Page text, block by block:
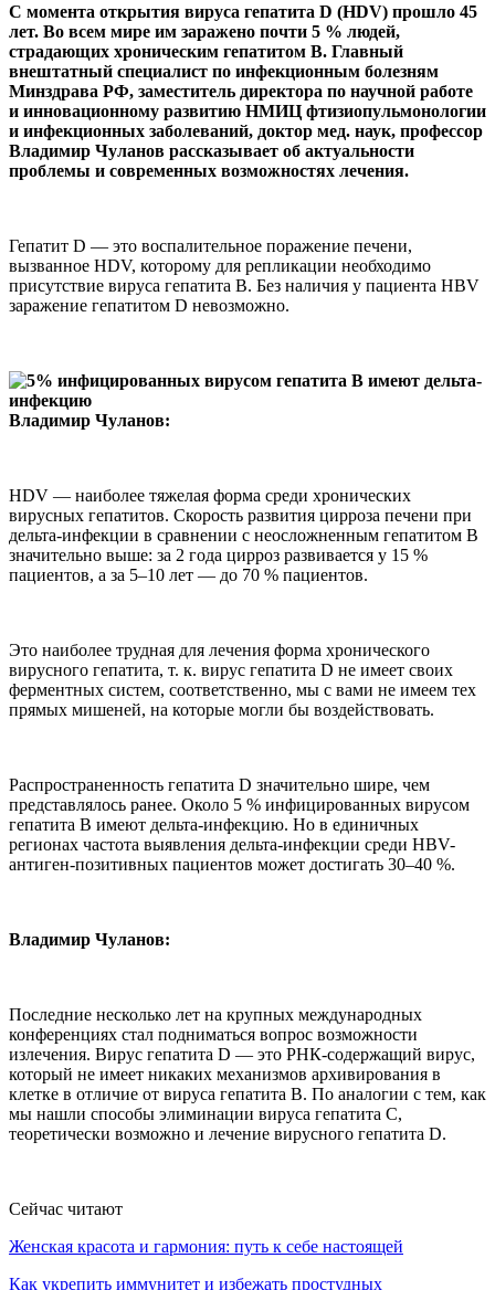
С момента открытия вируса гепатита D (HDV) прошло 45
лет. Во всем мире им заражено почти 5 % людей,
страдающих хроническим гепатитом В. Главный
внештатный специалист по инфекционным болезням
Минздрава РФ, заместитель директора по научной работе
и инновационному развитию НМИЦ фтизиопульмонологии
и инфекционных заболеваний, доктор мед. наук, профессор
Владимир Чуланов рассказывает об актуальности
проблемы и современных возможностях лечения.
Гепатит D — это воспалительное поражение печени,
вызванное HDV, которому для репликации необходимо
присутствие вируса гепатита В. Без наличия у пациента HBV
заражение гепатитом D невозможно.
Владимир Чуланов:
HDV — наиболее тяжелая форма среди хронических
вирусных гепатитов. Скорость развития цирроза печени при
дельта-инфекции в сравнении с неосложненным гепатитом В
значительно выше: за 2 года цирроз развивается у 15 %
пациентов, а за 5–10 лет — до 70 % пациентов.
Это наиболее трудная для лечения форма хронического
вирусного гепатита, т. к. вирус гепатита D не имеет своих
ферментных систем, соответственно, мы с вами не имеем тех
прямых мишеней, на которые могли бы воздействовать.
Распространенность гепатита D значительно шире, чем
представлялось ранее. Около 5 % инфицированных вирусом
гепатита B имеют дельта-инфекцию. Но в единичных
регионах частота выявления дельта-инфекции среди HBV-
антиген-позитивных пациентов может достигать 30–40 %.
Владимир Чуланов:
Последние несколько лет на крупных международных
конференциях стал подниматься вопрос возможности
излечения. Вирус гепатита D — это РНК-содержащий вирус,
который не имеет никаких механизмов архивирования в
клетке в отличие от вируса гепатита В. По аналогии с тем, как
мы нашли способы элиминации вируса гепатита C,
теоретически возможно и лечение вирусного гепатита D.
Сейчас читают
Женская красота и гармония: путь к себе настоящей
Как укрепить иммунитет и избежать простудных